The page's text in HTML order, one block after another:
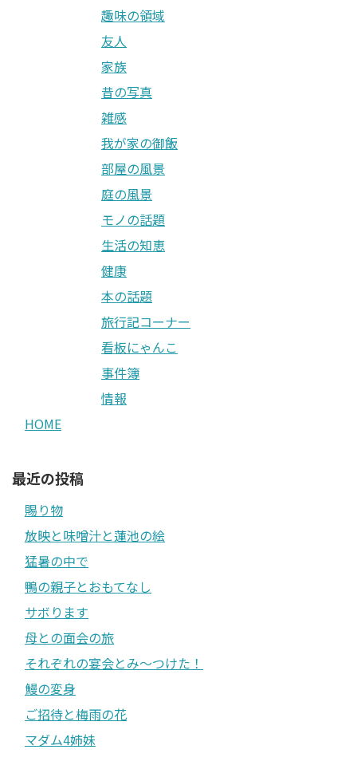
趣味の領域
友人
家族
昔の写真
雑感
我が家の御飯
部屋の風景
庭の風景
モノの話題
生活の知恵
健康
本の話題
旅行記コーナー
看板にゃんこ
事件簿
情報
HOME
最近の投稿
賜り物
放映と味噌汁と蓮池の絵
猛暑の中で
鴨の親子とおもてなし
サボります
母との面会の旅
それぞれの宴会とみ〜つけた！
鰻の変身
ご招待と梅雨の花
マダム4姉妹